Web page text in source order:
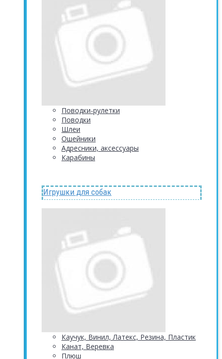
Поводки-рулетки
Поводки
Шлеи
Ошейники
Адресники, аксессуары
Карабины
Игрушки для собак
Каучук, Винил, Латекс, Резина, Пластик
Канат, Веревка
Плюш